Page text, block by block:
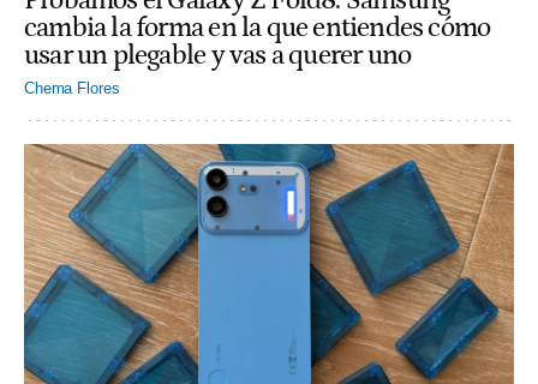
cambia la forma en la que entiendes cómo
usar un plegable y vas a querer uno
Chema Flores